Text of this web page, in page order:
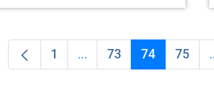
Orrialdea
1 ...Intermediate Pages Use
Orrialdea
73 Orrialdea
74 75